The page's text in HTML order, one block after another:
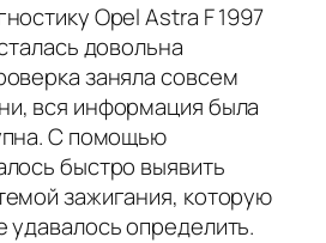
Opel Astra F 1997
довольна
заняла совсем
вся информация была
С помощью
быстро выявить
зажигания, которую
удавалось определить.